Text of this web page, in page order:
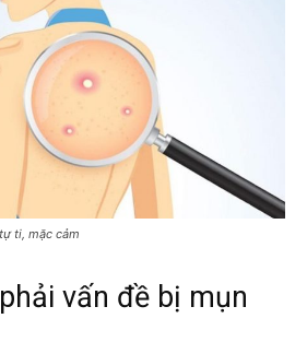
ti, mặc cảm
vấn đề bị mụn